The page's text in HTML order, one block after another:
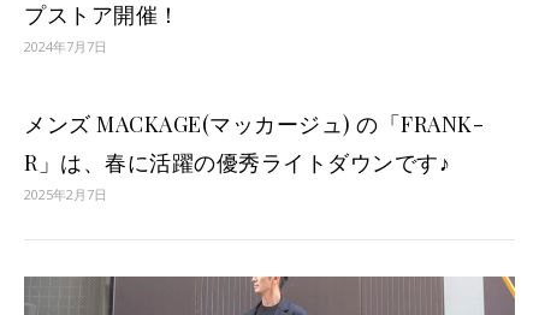
プストア開催！
2024年7月7日
メンズ MACKAGE(マッカージュ) の「FRANK-
R」は、春に活躍の優秀ライトダウンです♪
2025年2月7日